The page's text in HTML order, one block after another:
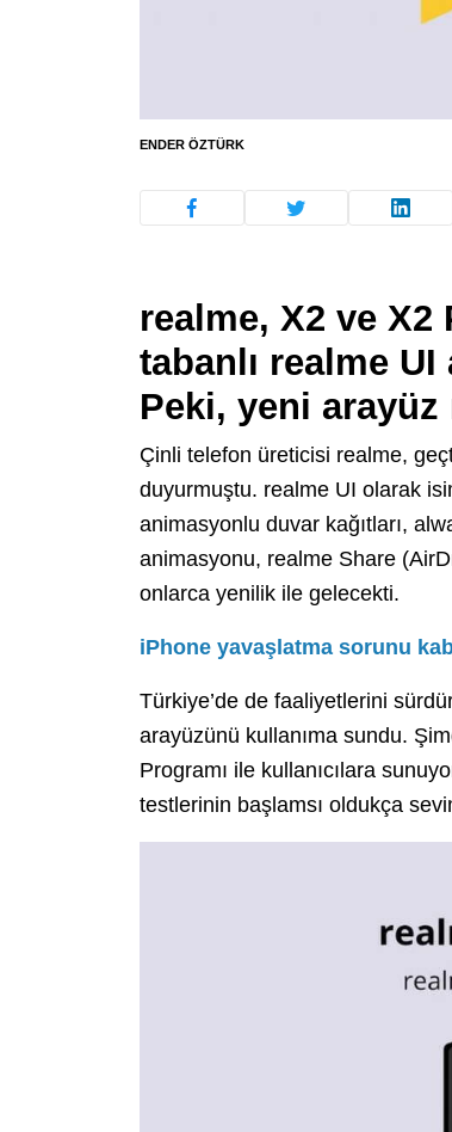
ENDER ÖZTÜRK
realme, X2 ve
tabanlı realme
Peki, yeni
Çinli telefon üreticisi realme,
duyurmuştu. realme UI olarak
animasyonlu duvar kağıtları,
animasyonu, realme Share
onlarca yenilik ile gelecekti.
iPhone yavaşlatma sorunu
Türkiye’de de faaliyetlerini
arayüzünü kullanıma sundu.
Programı ile kullanıcılara
testlerinin başlamsı oldukça